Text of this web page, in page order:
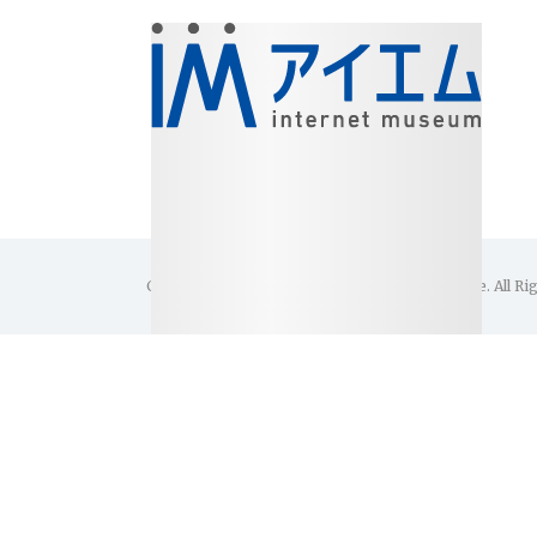
Copyright(C)1996-2026 Internet Museum Office. All